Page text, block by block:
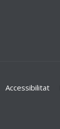
Accessibilitat